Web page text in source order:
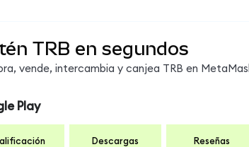
TRB en segundos
vende, intercambia y canjea TRB en
Play
Descargas Reseñas